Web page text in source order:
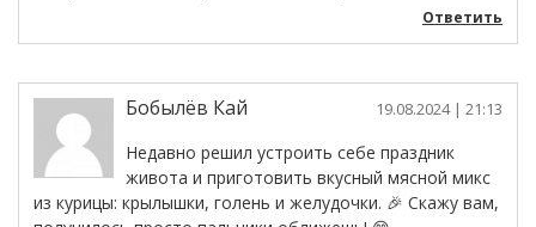
Ответить
Бобылёв Кай 19.08.2024 | 21:13
Недавно решил устроить себе праздник
живота и приготовить вкусный мясной микс
из курицы: крылышки, голень и желудочки. 🎉 Скажу вам,